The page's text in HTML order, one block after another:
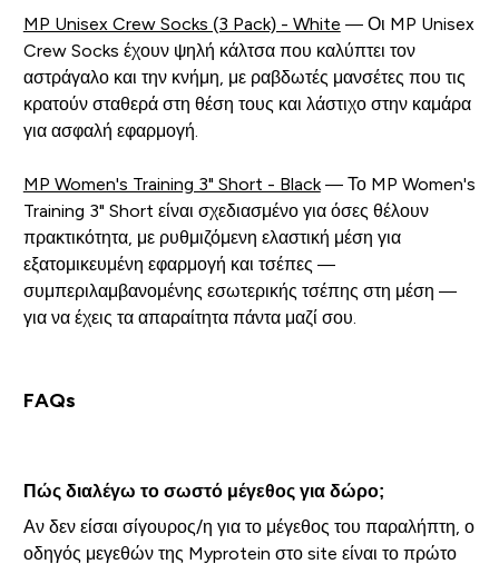
MP Unisex Crew Socks (3 Pack) - White — Οι MP Unisex
Crew Socks έχουν ψηλή κάλτσα που καλύπτει τον
αστράγαλο και την κνήμη, με ραβδωτές μανσέτες που τις
κρατούν σταθερά στη θέση τους και λάστιχο στην καμάρα
για ασφαλή εφαρμογή.
MP Women's Training 3" Short - Black— Το MP Women's
Training 3" Short είναι σχεδιασμένο για όσες θέλουν
πρακτικότητα, με ρυθμιζόμενη ελαστική μέση για
εξατομικευμένη εφαρμογή και τσέπες —
συμπεριλαμβανομένης εσωτερικής τσέπης στη μέση —
για να έχεις τα απαραίτητα πάντα μαζί σου.
FAQs
Πώς διαλέγω το σωστό μέγεθος για δώρο;
Αν δεν είσαι σίγουρος/η για το μέγεθος του παραλήπτη, ο
οδηγός μεγεθών της Myprotein στο site είναι το πρώτο